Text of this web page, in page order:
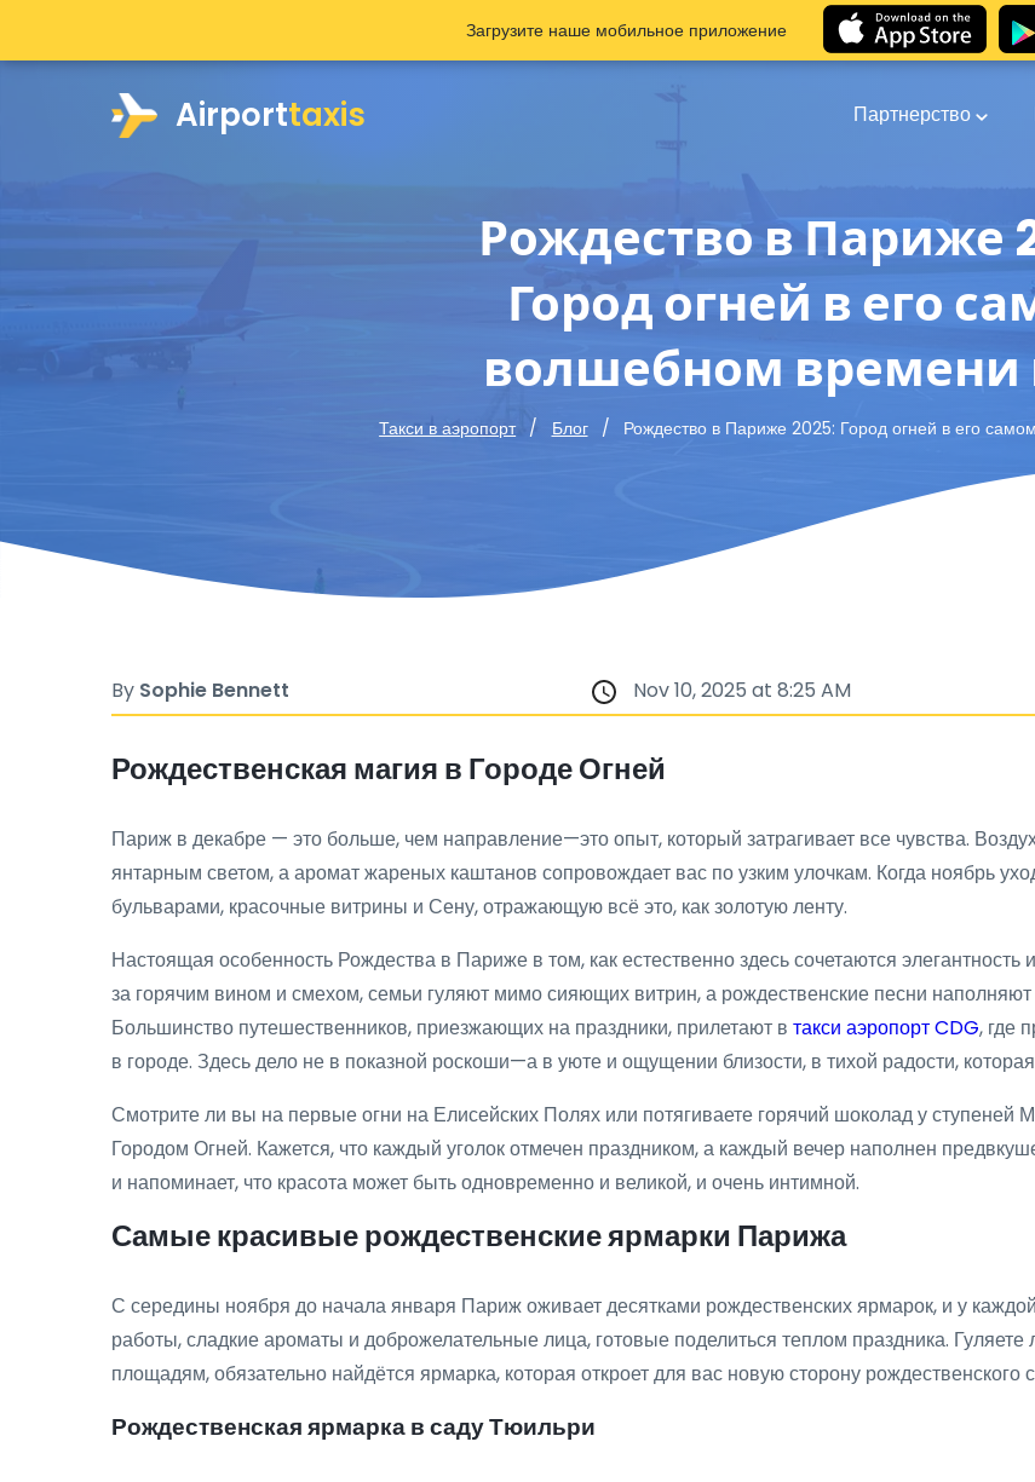
Airporttaxis Партнерство
Рождество в Париже
Город огней в его
волшебном времени
Такси в аэропорт Блог Рождество в Париже 2025: Город огней в его
Загрузите наше мобильное приложение
By Sophie Bennett Nov 10, 2025 at 8:25 AM
Рождественская магия в Городе Огней
Париж в декабре — это больше, чем направление—это опыт, который затрагивает все чувства.
янтарным светом, а аромат жареных каштанов сопровождает вас по узким улочкам. Когда ноябрь
бульварами, красочные витрины и Сену, отражающую всё это, как золотую ленту.
Настоящая особенность Рождества в Париже в том, как естественно здесь сочетаются
за горячим вином и смехом, семьи гуляют мимо сияющих витрин, а рождественские песни
Большинство путешественников, приезжающих на праздники, прилетают в такси аэропорт CDG, где
в городе. Здесь дело не в показной роскоши—а в уюте и ощущении близости, в тихой радости,
Смотрите ли вы на первые огни на Елисейских Полях или потягиваете горячий шоколад у
Городом Огней. Кажется, что каждый уголок отмечен праздником, а каждый вечер наполнен
и напоминает, что красота может быть одновременно и великой, и очень интимной.
Самые красивые рождественские ярмарки Парижа
С середины ноября до начала января Париж оживает десятками рождественских ярмарок, и у
работы, сладкие ароматы и доброжелательные лица, готовые поделиться теплом праздника.
площадям, обязательно найдётся ярмарка, которая откроет для вас новую сторону рождественского
Рождественская ярмарка в саду Тюильри